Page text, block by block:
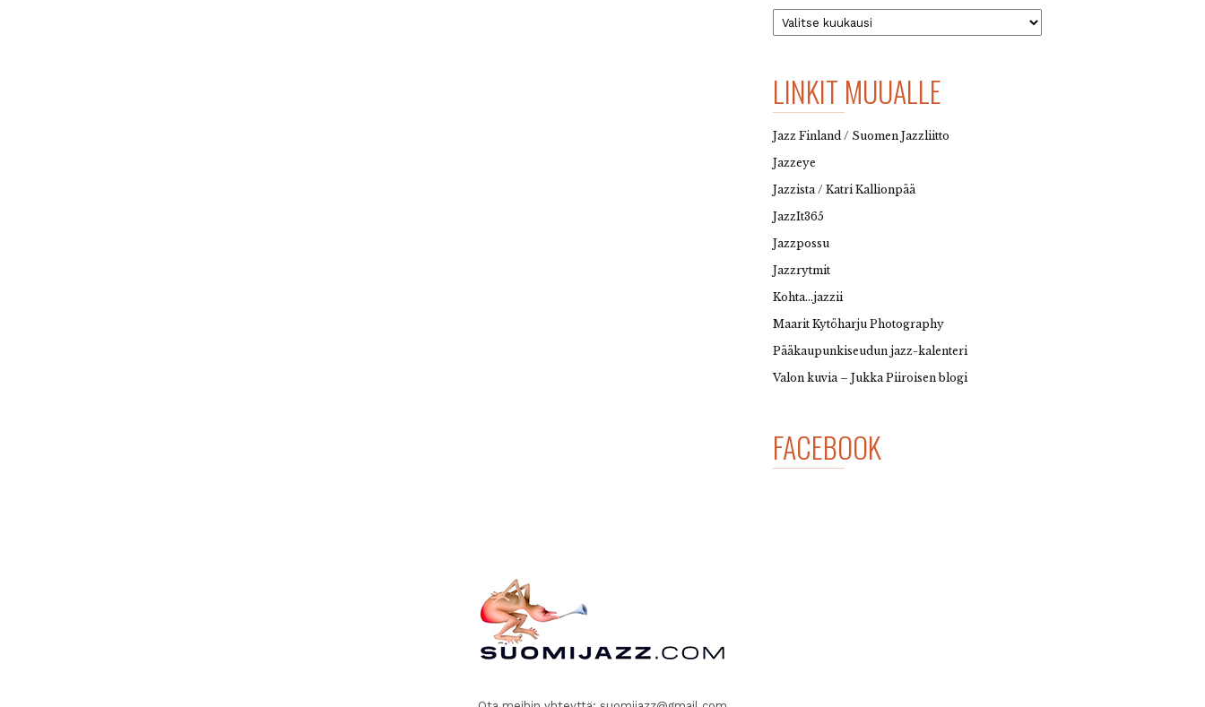
Arkisto
LINKIT MUUALLE
Jazz Finland / Suomen Jazzliitto
Jazzeye
Jazzista / Katri Kallionpää
JazzIt365
Jazzpossu
Jazzrytmit
Kohta…jazzii
Maarit Kytöharju Photography
Pääkaupunkiseudun jazz-kalenteri
Valon kuvia – Jukka Piiroisen blogi
FACEBOOK